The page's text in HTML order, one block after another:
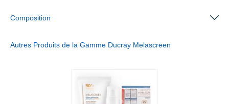
Composition
Autres Produits de la Gamme Ducray Melascreen